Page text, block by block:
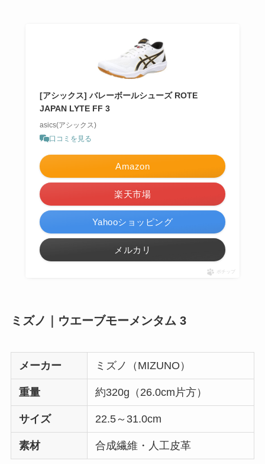
[アシックス] バレーボールシューズ ROTE
JAPAN LYTE FF 3
asics(アシックス)
口コミを見る
Amazon
楽天市場
Yahooショッピング
メルカリ
ポチップ
ミズノ｜ウエーブモーメンタム 3
メーカー ミズノ（MIZUNO）
重量 約320g（26.0cm片方）
サイズ 22.5～31.0cm
素材 合成繊維・人工皮革